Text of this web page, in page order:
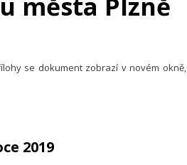
se dokument zobrazí v novém okně,
2019